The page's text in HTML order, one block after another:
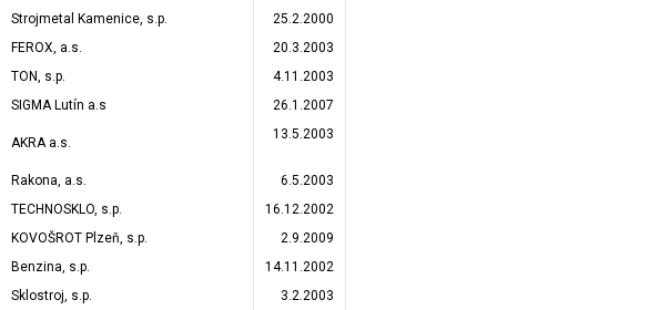
Strojmetal Kamenice, s.p.
25.2.2000
FEROX, a.s.
20.3.2003
TON, s.p.
4.11.2003
SIGMA Lutín a.s
26.1.2007
AKRA a.s.
13.5.2003
Rakona, a.s.
6.5.2003
TECHNOSKLO, s.p.
16.12.2002
KOVOŠROT Plzeň, s.p.
2.9.2009
Benzina, s.p.
14.11.2002
Sklostroj, s.p.
3.2.2003